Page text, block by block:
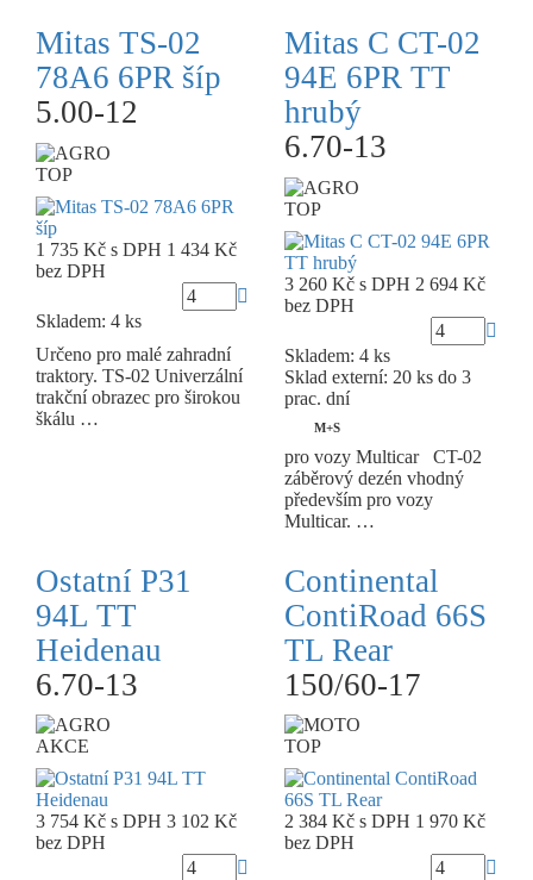
Mitas TS-02
78A6 6PR šíp
5.00-12
TOP
1 735 Kč s DPH 1 434 Kč
bez DPH
Skladem: 4 ks
Určeno pro malé zahradní
traktory. TS-02 Univerzální
trakční obrazec pro širokou
škálu …
Mitas C CT-02
94E 6PR TT
hrubý
6.70-13
TOP
3 260 Kč s DPH 2 694 Kč
bez DPH
Skladem: 4 ks
Sklad externí: 20 ks do 3
prac. dní
M+S
pro vozy Multicar CT-02
záběrový dezén vhodný
především pro vozy
Multicar. …
Ostatní P31
94L TT
Heidenau
6.70-13
AKCE
3 754 Kč s DPH 3 102 Kč
bez DPH
Continental
ContiRoad 66S
TL Rear
150/60-17
TOP
2 384 Kč s DPH 1 970 Kč
bez DPH